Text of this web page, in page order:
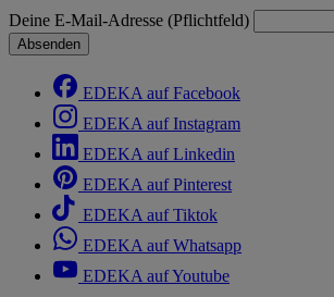
Deine E-Mail-Adresse (Pflichtfeld)
Absenden
EDEKA auf Facebook
EDEKA auf Instagram
EDEKA auf Linkedin
EDEKA auf Pinterest
EDEKA auf Tiktok
EDEKA auf Whatsapp
EDEKA auf Youtube